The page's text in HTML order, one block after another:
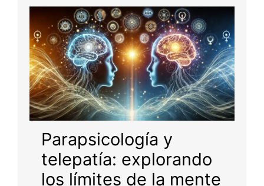
Parapsicología y
telepatía: explorando
los límites de la mente